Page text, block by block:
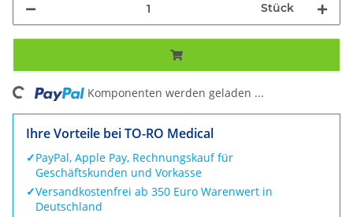
Stück
Komponenten werden geladen ...
Ihre Vorteile bei TO-RO Medical
✓PayPal, Apple Pay, Rechnungskauf für
Geschäftskunden und Vorkasse
✓Versandkostenfrei ab 350 Euro Warenwert in
Deutschland